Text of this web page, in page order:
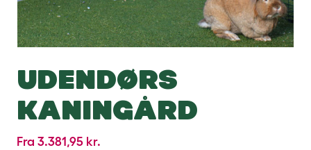
UDENDØRS
KANINGÅRD
Fra 3.381,95 kr.